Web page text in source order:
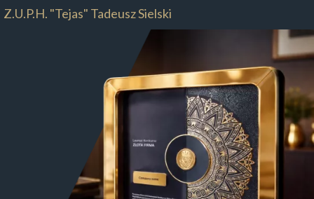
Z.U.P.H. "Tejas" Tadeusz Sielski